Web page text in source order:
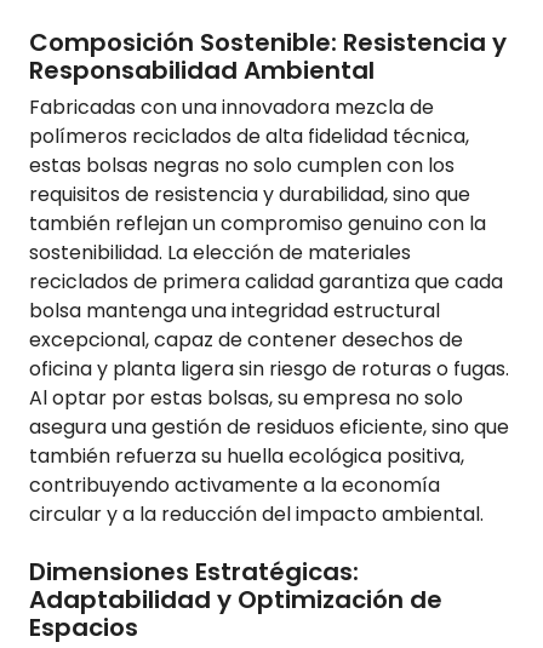
Composición Sostenible: Resistencia y
Responsabilidad Ambiental
Fabricadas con una innovadora mezcla de
polímeros reciclados de alta fidelidad técnica,
estas bolsas negras no solo cumplen con los
requisitos de resistencia y durabilidad, sino que
también reflejan un compromiso genuino con la
sostenibilidad. La elección de materiales
reciclados de primera calidad garantiza que cada
bolsa mantenga una integridad estructural
excepcional, capaz de contener desechos de
oficina y planta ligera sin riesgo de roturas o fugas.
Al optar por estas bolsas, su empresa no solo
asegura una gestión de residuos eficiente, sino que
también refuerza su huella ecológica positiva,
contribuyendo activamente a la economía
circular y a la reducción del impacto ambiental.
Dimensiones Estratégicas:
Adaptabilidad y Optimización de
Espacios